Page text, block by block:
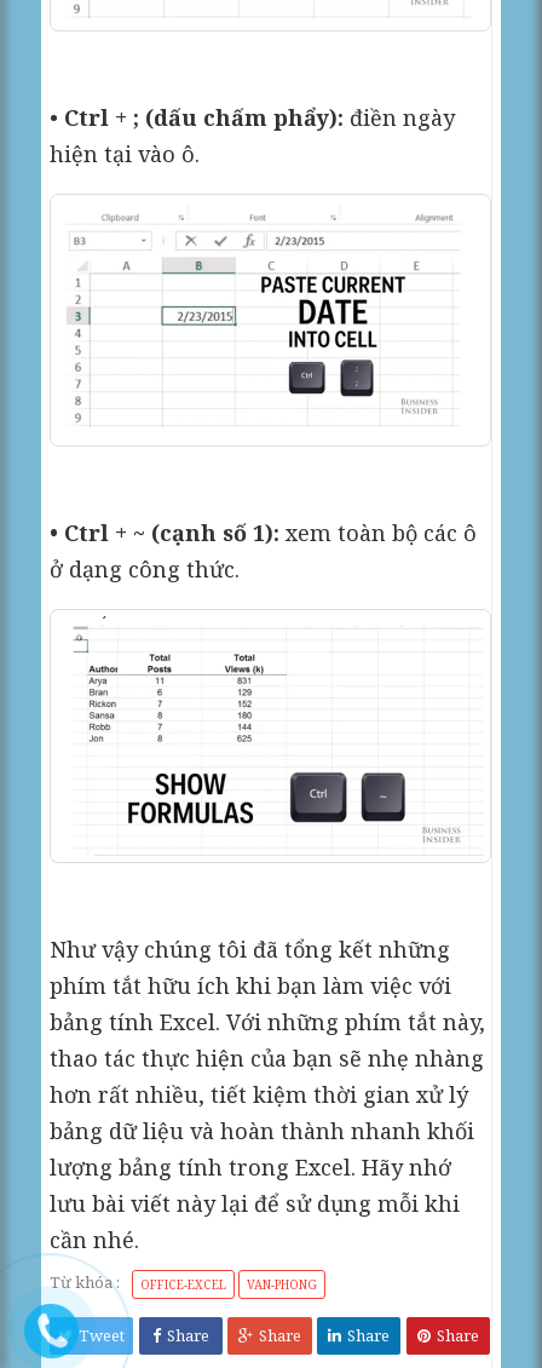
• Ctrl + ; (dấu chấm phẩy): điền ngày
hiện tại vào ô.
• Ctrl + ~ (cạnh số 1): xem toàn bộ các ô
ở dạng công thức.
Như vậy chúng tôi đã tổng kết những
phím tắt hữu ích khi bạn làm việc với
bảng tính Excel. Với những phím tắt này,
thao tác thực hiện của bạn sẽ nhẹ nhàng
hơn rất nhiều, tiết kiệm thời gian xử lý
bảng dữ liệu và hoàn thành nhanh khối
lượng bảng tính trong Excel. Hãy nhớ
lưu bài viết này lại để sử dụng mỗi khi
cần nhé.
Từ khóa : OFFICE-EXCEL VAN-PHONG
Tweet Share Share Share Share